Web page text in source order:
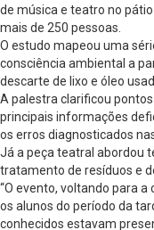
de música e teatro no
mais de 250 pessoas.
O estudo mapeou uma
consciência ambiental a
descarte de lixo e óleo
A palestra clarificou
principais informações
os erros diagnosticados
Já a peça teatral abordou
tratamento de resíduos e
“O evento, voltando para
os alunos do período da
conhecidos estavam